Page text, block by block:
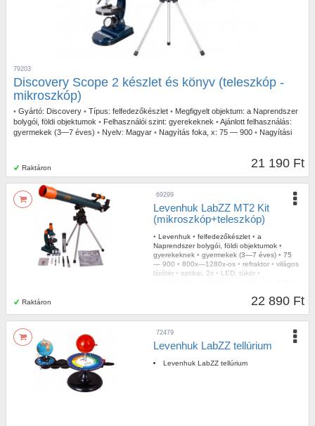
Raktáron
79203
Discovery Scope 2 készlet és könyv (teleszkóp -
mikroszkóp)
• Gyártó: Discovery • Típus: felfedezőkészlet • Megfigyelt objektum: a Naprendszer
bolygói, földi objektumok • Felhasználói szint: gyerekeknek •Ajánlott felhasználás:
gyermekek (3—7 éves) • Nyelv: Magyar • Nagyítás foka, x: 75 — 900 • Nagyítási
Megvilágítás:
Állvány: alt-
21 190 Ft
Raktáron
69299
Levenhuk LabZZ MT2 Kit
(mikroszkóp+teleszkóp)
• Levenhuk • felfedezőkészlet • a
Naprendszer bolygói, földi objektumok •
gyerekeknek • gyermekek (3—7 éves) • 75
— 900 • 800x—1280x-os • refraktor • világos
látótér • optikai, 2x • LED, tükör •
22 890 Ft
72479
Levenhuk LabZZ tellúrium
Levenhuk LabZZ tellúrium